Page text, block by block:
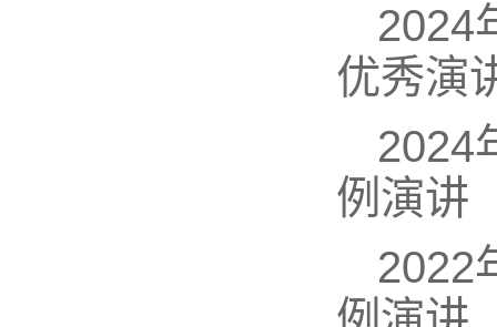
2024
优秀演
2024
例演讲
2022